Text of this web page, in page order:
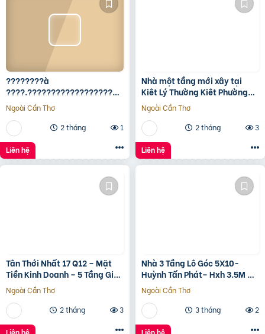
????????à
????.????????????????????,
???????????????? ????
ộ???? ????????ấ????, ????
ó???? ???? ????ặ????
????????ề????
????????????, ????????á
????.???? ????ỷ
Ngoài Cần Thơ
2 tháng
1
Liên hệ
Nhà một tầng mới xây tại
Kiêt Lý Thường Kiêt Phường
nam Đông Hà Quảng Trị
Ngoài Cần Thơ
2 tháng
3
Liên hệ
Tân Thới Nhất 17 Q12 – Mặt
Tiền Kinh Doanh – 5 Tầng Giá
13.6 Tỷ
Ngoài Cần Thơ
2 tháng
3
Liên hệ
Nhà 3 Tầng Lô Góc 5X10-
Huỳnh Tấn Phát– Hxh 3.5M –
Kinh Doanh Tốt – Shr Hoàn
Công Đủ- Giá 3 Tỷ Hơn.
Ngoài Cần Thơ
3 tháng
2
Liên hệ